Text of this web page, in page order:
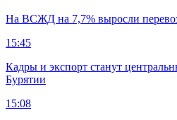
На ВСЖД на 7,7% выросли
15:45
Кадры и экспорт станут
Бурятии
15:08